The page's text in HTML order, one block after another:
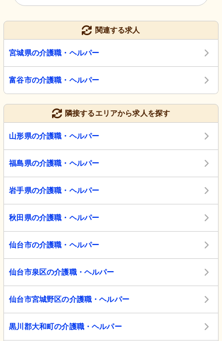
関連する求人
宮城県の介護職・ヘルパー
富谷市の介護職・ヘルパー
隣接するエリアから求人を探す
山形県の介護職・ヘルパー
福島県の介護職・ヘルパー
岩手県の介護職・ヘルパー
秋田県の介護職・ヘルパー
仙台市の介護職・ヘルパー
仙台市泉区の介護職・ヘルパー
仙台市宮城野区の介護職・ヘルパー
黒川郡大和町の介護職・ヘルパー